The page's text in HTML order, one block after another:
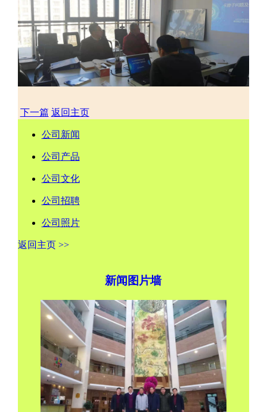
下一篇 返回主页
公司新闻
公司产品
公司文化
公司招聘
公司照片
返回主页 >>
新闻图片墙